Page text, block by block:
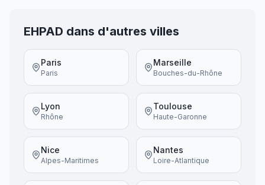
EHPAD dans d'autres villes
Paris
Paris
Marseille
Bouches-du-Rhône
Lyon
Rhône
Toulouse
Haute-Garonne
Nice
Alpes-Maritimes
Nantes
Loire-Atlantique